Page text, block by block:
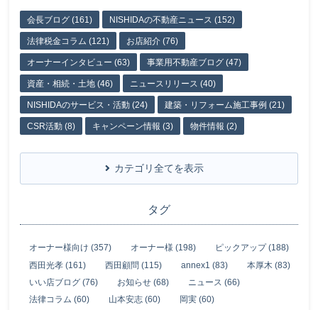
会長ブログ (161) NISHIDAの不動産ニュース (152)
法律税金コラム (121) お店紹介 (76)
オーナーインタビュー (63) 事業用不動産ブログ (47)
資産・相続・土地 (46) ニュースリリース (40)
NISHIDAのサービス・活動 (24) 建築・リフォーム施工事例 (21)
CSR活動 (8) キャンペーン情報 (3) 物件情報 (2)
カテゴリ全てを表示
タグ
オーナー様向け (357) オーナー様 (198)
ピックアップ (188)
西田光孝 (161)
西田顧問 (115) annex1 (83)
本厚木 (83)
いい店ブログ (76)
お知らせ (68)
ニュース (66)
法律コラム (60)
山本安志 (60)
岡実 (60)